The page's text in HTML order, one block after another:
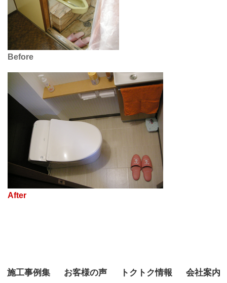
施工事例集 お客様の声 トクトク情報 会社案内